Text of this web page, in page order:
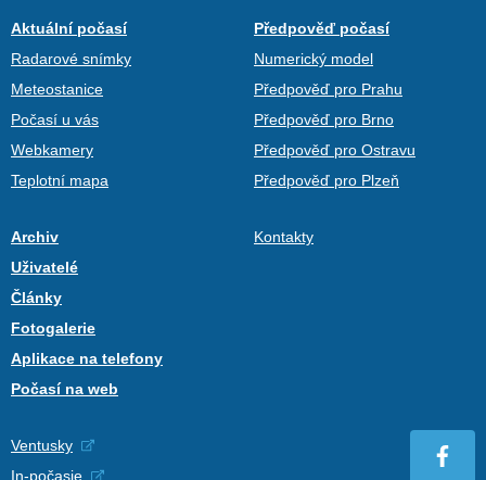
Aktuální počasí
Radarové snímky
Meteostanice
Počasí u vás
Webkamery
Teplotní mapa
Předpověď počasí
Numerický model
Předpověď pro Prahu
Předpověď pro Brno
Předpověď pro Ostravu
Předpověď pro Plzeň
Archiv
Uživatelé
Články
Fotogalerie
Aplikace na telefony
Počasí na web
Kontakty
Ventusky
In-počasie